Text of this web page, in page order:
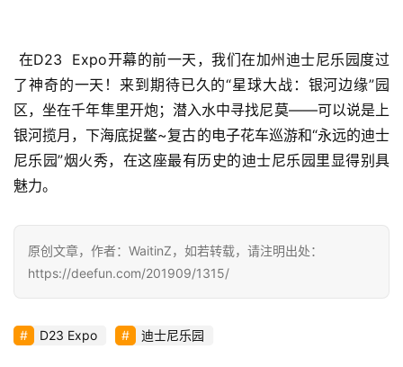
了神奇的一天！来到期待已久的“星球大战：银河边缘”园
区，坐在千年隼里开炮；潜入水中寻找尼莫——可以说是上
银河揽月，下海底捉鳖~复古的电子花车巡游和“永远的迪士
尼乐园”烟火秀，在这座最有历史的迪士尼乐园里显得别具
魅力。
原创文章，作者：WaitinZ，如若转载，请注明出处：
https://deefun.com/201909/1315/
D23 Expo 迪士尼乐园